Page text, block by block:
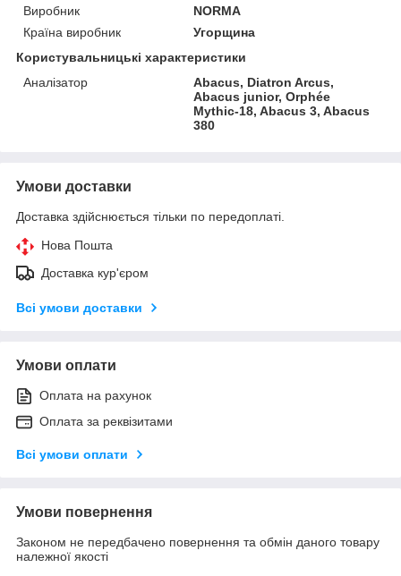
Виробник
NORMA
Країна виробник
Угорщина
Користувальницькі характеристики
Аналізатор
Abacus, Diatron Arcus,
Abacus junior, Orphée
Mythic-18, Abacus 3, Abacus
380
Умови доставки
Доставка здійснюється тільки по передоплаті.
Нова Пошта
Доставка кур'єром
Всі умови доставки
Умови оплати
Оплата на рахунок
Оплата за реквізитами
Всі умови оплати
Умови повернення
Законом не передбачено повернення та обмін даного товару
належної якості